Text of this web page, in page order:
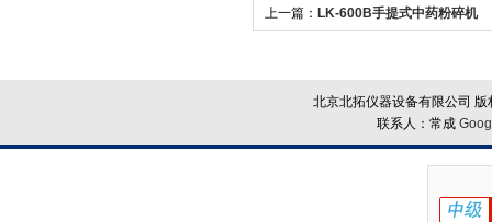
上一篇： LK-600B手提式中药粉碎机
北京北拓仪器设备有限公司
联系人：常成